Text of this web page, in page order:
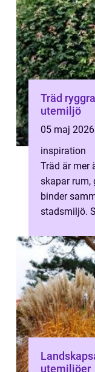
Träd ryggraden i en hållbar och vacker
utemiljö
05 maj 2026
inspiration
Träd är mer
skapar rum,
binder
stadsmiljö.
utemiljöer